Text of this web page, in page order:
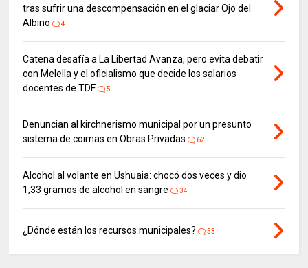
tras sufrir una descompensación en el glaciar Ojo del
Albino
4
Catena desafía a La Libertad Avanza, pero evita debatir
con Melella y el oficialismo que decide los salarios
docentes de TDF
5
Denuncian al kirchnerismo municipal por un presunto
sistema de coimas en Obras Privadas
62
Alcohol al volante en Ushuaia: chocó dos veces y dio
1,33 gramos de alcohol en sangre
34
¿Dónde están los recursos municipales? 53